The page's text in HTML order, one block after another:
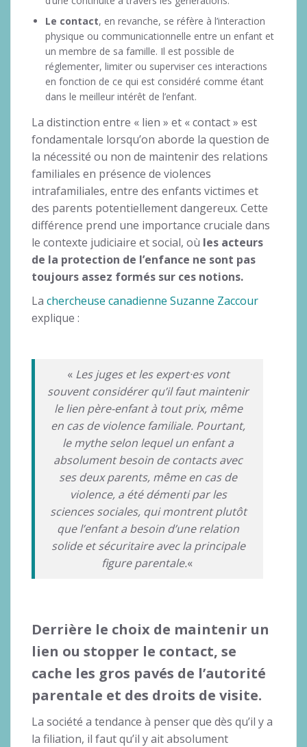
Le contact, en revanche, se réfère à l’interaction
physique ou communicationnelle entre un enfant et
un membre de sa famille. Il est possible de
réglementer, limiter ou superviser ces interactions
en fonction de ce qui est considéré comme étant
dans le meilleur intérêt de l’enfant.
La distinction entre « lien » et « contact » est
fondamentale lorsqu’on aborde la question de
la nécessité ou non de maintenir des relations
familiales en présence de violences
intrafamiliales, entre des enfants victimes et
des parents potentiellement dangereux. Cette
différence prend une importance cruciale dans
le contexte judiciaire et social, où les acteurs
de la protection de l’enfance ne sont pas
toujours assez formés sur ces notions.
La chercheuse canadienne Suzanne Zaccour
explique :
« Les juges et les expert·es vont
souvent considérer qu’il faut maintenir
le lien père-enfant à tout prix, même
en cas de violence familiale. Pourtant,
le mythe selon lequel un enfant a
absolument besoin de contacts avec
ses deux parents, même en cas de
violence, a été démenti par les
sciences sociales, qui montrent plutôt
que l’enfant a besoin d’une relation
solide et sécuritaire avec la principale
figure parentale.«
Derrière le choix de maintenir un
lien ou stopper le contact, se
cache les gros pavés de l’autorité
parentale et des droits de visite.
La société a tendance à penser que dès qu’il y a
la filiation, il faut qu’il y ait absolument